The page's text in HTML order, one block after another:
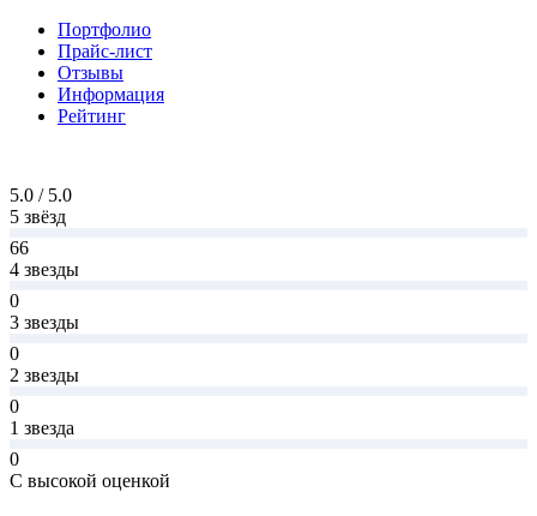
Портфолио
Прайс-лист
Отзывы
Информация
Рейтинг
5.0 / 5.0
5 звёзд
66
4 звезды
0
3 звезды
0
2 звезды
0
1 звезда
0
С высокой оценкой